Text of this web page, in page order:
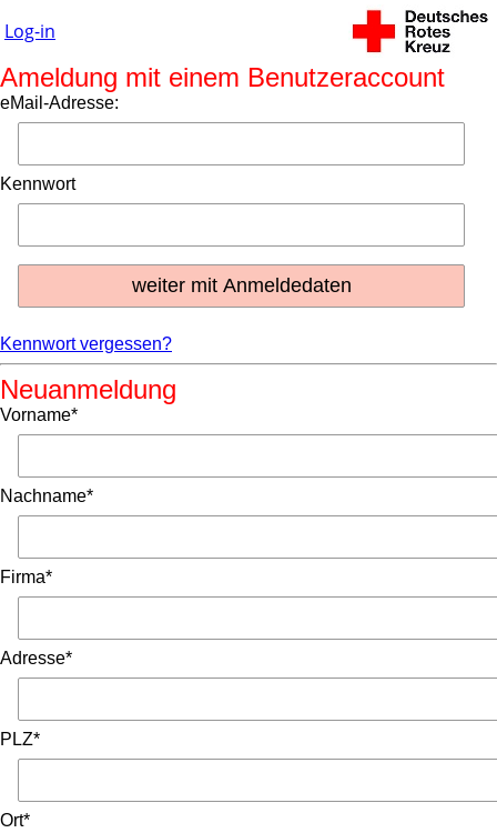
Log-in
Ameldung mit einem Benutzeraccount
eMail-Adresse:
Kennwort
Kennwort vergessen?
Neuanmeldung
Vorname*
Nachname*
Firma*
Adresse*
PLZ*
Ort*